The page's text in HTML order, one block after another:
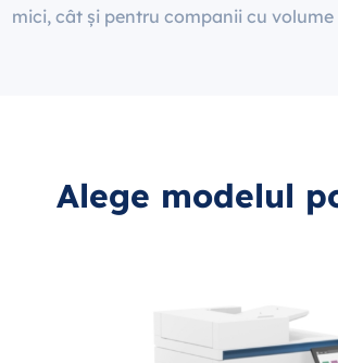
mici, cât și pentru companii cu
Alege modelul